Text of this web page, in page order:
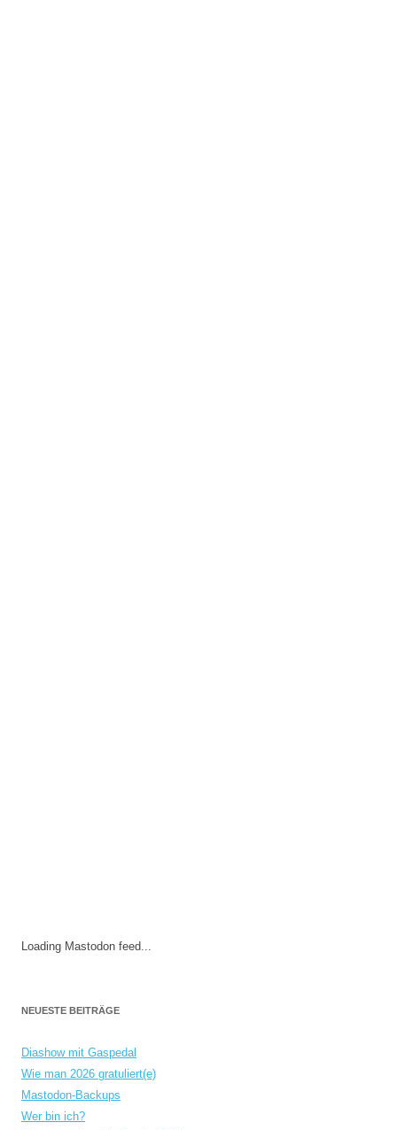
Loading Mastodon feed...
NEUESTE BEITRÄGE
Diashow mit Gaspedal
Wie man 2026 gratuliert(e)
Mastodon-Backups
Wer bin ich?